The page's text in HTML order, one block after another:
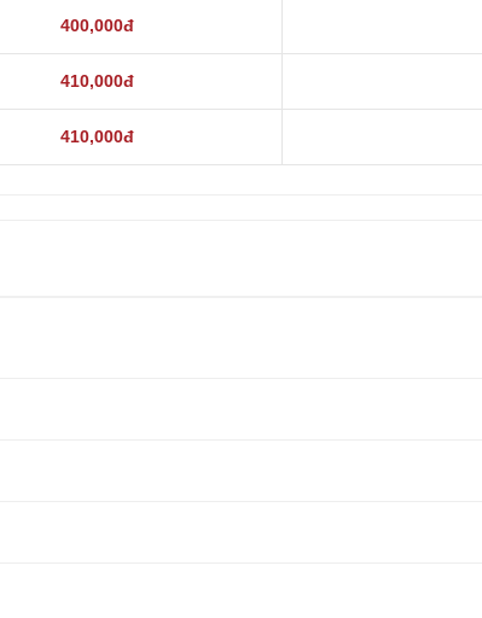
400,000đ
410,000đ
410,000đ